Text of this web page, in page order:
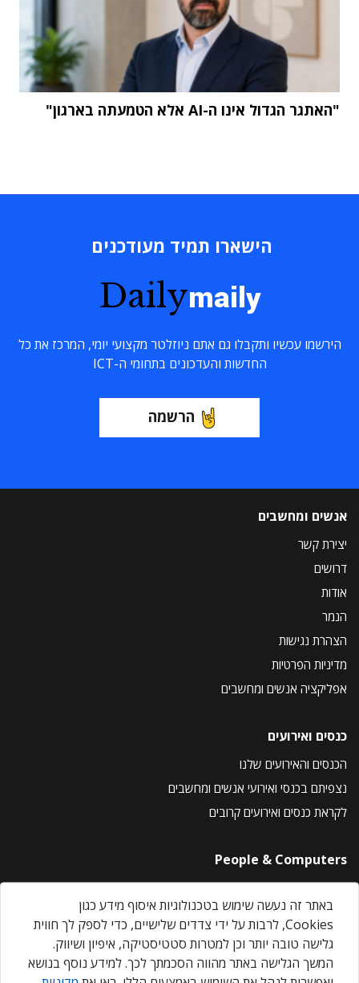
"האתגר הגדול אינו ה-AI אלא הטמעתה בארגון"
הישארו תמיד מעודכנים
Dailymaily
הירשמו עכשיו ותקבלו גם אתם ניוזלטר מקצועי יומי, המרכז את כל
החדשות והעדכונים בתחומי ה-ICT
הרשמה
אנשים ומחשבים
יצירת קשר
דרושים
אודות
הנמר
הצהרת נגישות
מדיניות הפרטיות
אפליקציה אנשים ומחשבים
כנסים ואירועים
הכנסים והאירועים שלנו
נצפיתם בכנסי ואירועי אנשים ומחשבים
לקראת כנסים ואירועים קרובים
People & Computers
About Us
Privacy Policy
Contact Us
Our Events
באתר זה נעשה שימוש בטכנולוגיות איסוף מידע כגון
Cookies, לרבות על ידי צדדים שלישיים, כדי לספק לך חווית
גלישה טובה יותר וכן למטרות סטטיסטיקה, איפיון ושיווק.
המשך הגלישה באתר מהווה הסכמתך לכך. למידע נוסף בנושא